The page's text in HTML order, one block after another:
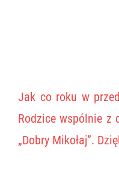
Jak co roku w
Rodzice wspólnie z
„Dobry Mikołaj”.